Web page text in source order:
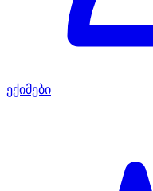
ექიმები